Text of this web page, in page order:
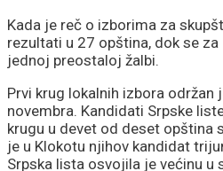
ističe sutra u
Kada je reč o izborima za
rezultati u 27 opština, dok se
jednoj preostaloj žalbi.
Prvi krug lokalnih izbora održan
novembra. Kandidati Srpske
krugu u devet od deset opština
je u Klokotu njihov kandidat
Srpska lista osvojila je većinu u